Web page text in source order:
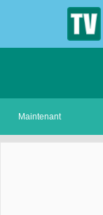
Maintenant